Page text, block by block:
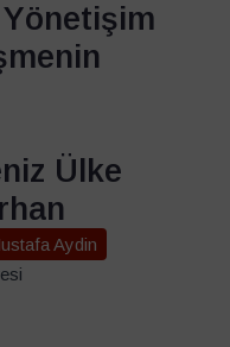
Yönetişim
Ülke
Aydin